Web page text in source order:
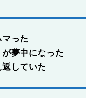
った
夢中になった
していた